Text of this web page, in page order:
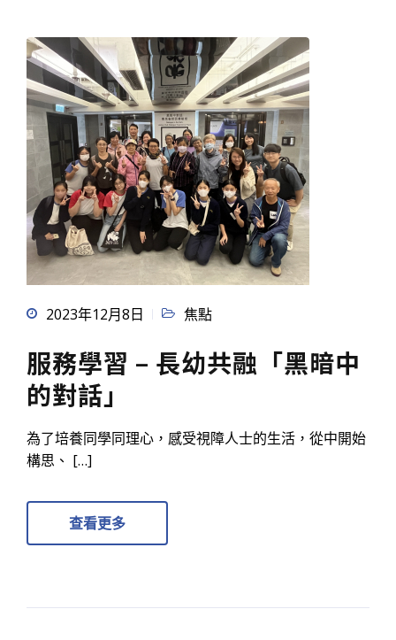
2023年12月8日 焦點
服務學習 – 長幼共融「黑暗中
的對話」
為了培養同學同理心，感受視障人士的生活，從中開始
構思、 […]
查看更多